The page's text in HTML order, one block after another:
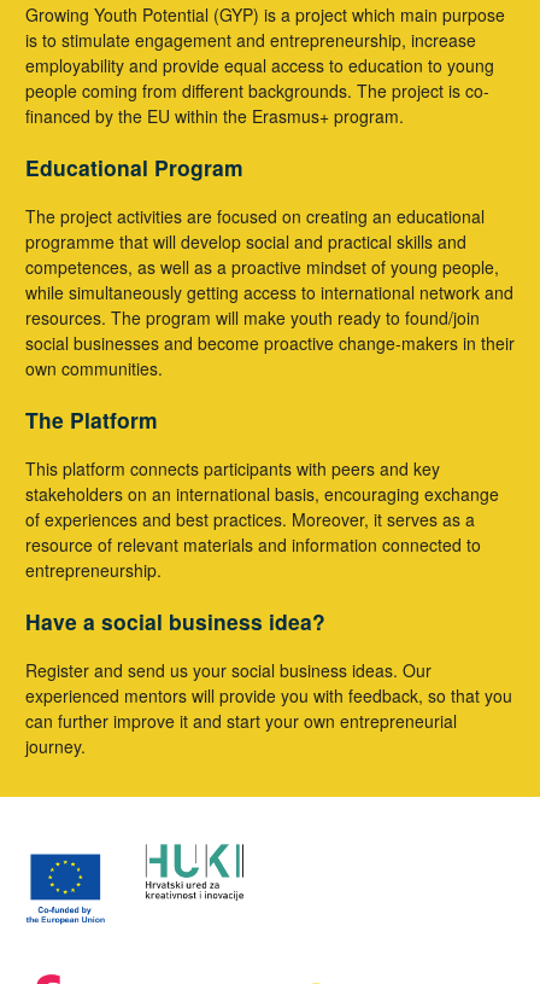
Growing Youth Potential (GYP) is a project which main purpose
is to stimulate engagement and entrepreneurship, increase
employability and provide equal access to education to young
people coming from different backgrounds. The project is co-
financed by the EU within the Erasmus+ program.
Educational Program
The project activities are focused on creating an educational
programme that will develop social and practical skills and
competences, as well as a proactive mindset of young people,
while simultaneously getting access to international network and
resources. The program will make youth ready to found/join
social businesses and become proactive change-makers in their
own communities.
The Platform
This platform connects participants with peers and key
stakeholders on an international basis, encouraging exchange
of experiences and best practices. Moreover, it serves as a
resource of relevant materials and information connected to
entrepreneurship.
Have a social business idea?
Register and send us your social business ideas. Our
experienced mentors will provide you with feedback, so that you
can further improve it and start your own entrepreneurial
journey.